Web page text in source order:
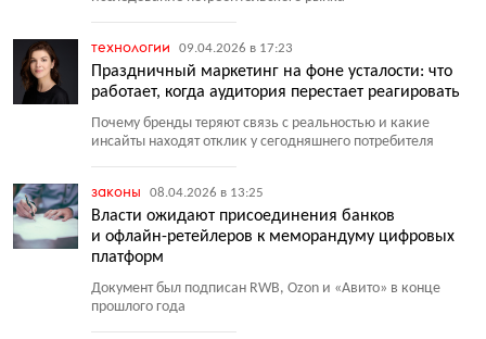
технологии 09.04.2026 в 17:23
Праздничный маркетинг на фоне усталости: что
работает, когда аудитория перестает реагировать
Почему бренды теряют связь с реальностью и какие
инсайты находят отклик у сегодняшнего потребителя
законы 08.04.2026 в 13:25
Власти ожидают присоединения банков
и офлайн-ретейлеров к меморандуму цифровых
платформ
Документ был подписан RWB, Ozon и «Авито» в конце
прошлого года